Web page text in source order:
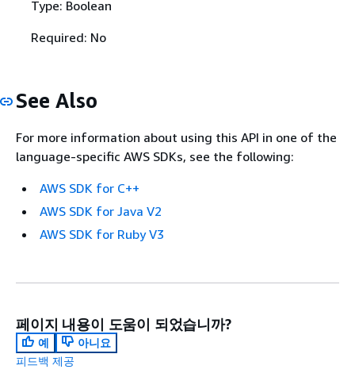
Type: Boolean
Required: No
See Also
For more information about using this API in one of the
language-specific AWS SDKs, see the following:
AWS SDK for C++
AWS SDK for Java V2
AWS SDK for Ruby V3
페이지 내용이 도움이 되었습니까?
예
아니요
피드백 제공